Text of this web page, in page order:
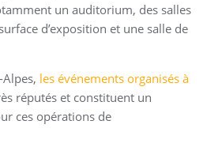
un auditorium, des salles
d’exposition et une salle de
Alpes, les événements organisés à
réputés et constituent un
ces opérations de